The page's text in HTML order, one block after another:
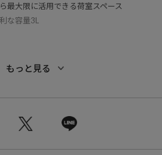
最大限に活用できる荷室スペース
な容量3L
上のカラーを表記しております為、タグ
もっと見る